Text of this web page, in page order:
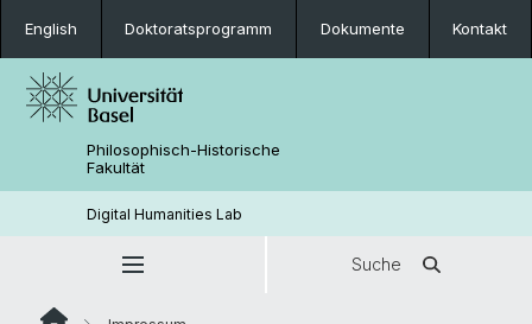
English Doktoratsprogramm Dokumente Kontakt
Philosophisch-Historische
Fakultät
Digital Humanities Lab
Suche